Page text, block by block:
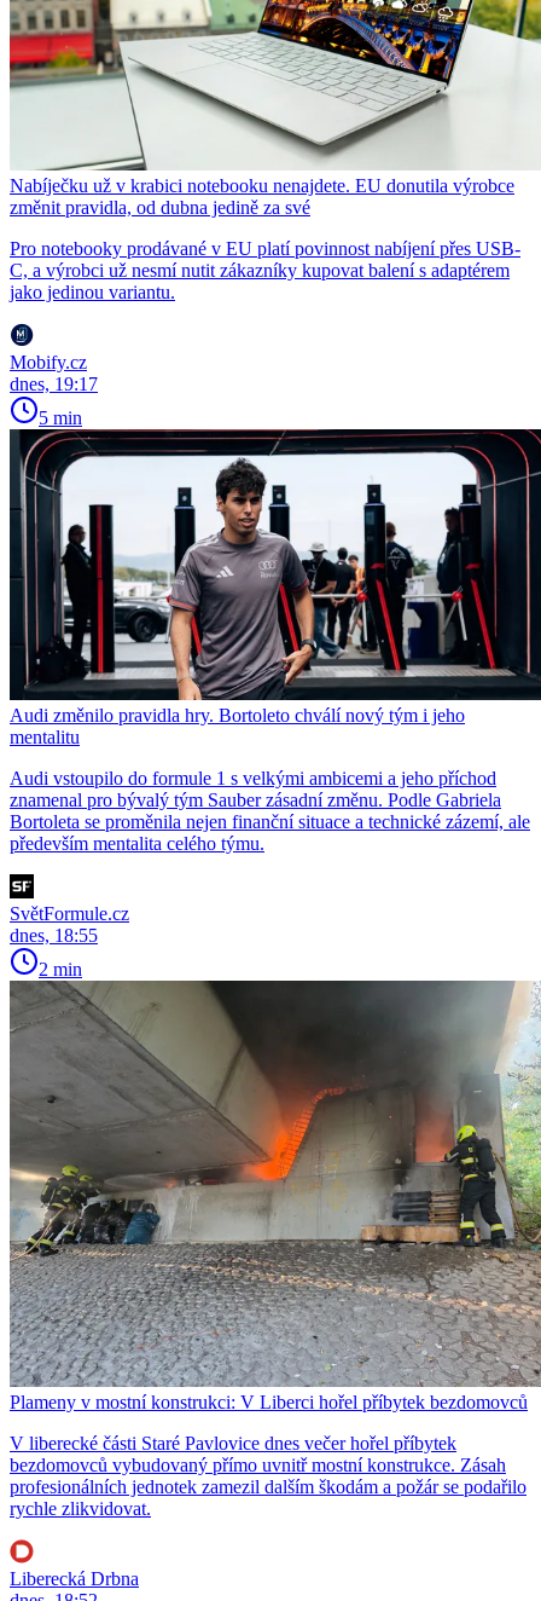
Nabíječku už v krabici notebooku nenajdete. EU donutila výrobce
změnit pravidla, od dubna jedině za své
Pro notebooky prodávané v EU platí povinnost nabíjení přes USB-
C, a výrobci už nesmí nutit zákazníky kupovat balení s adaptérem
jako jedinou variantu.
Mobify.cz
dnes, 19:17
5 min
Audi změnilo pravidla hry. Bortoleto chválí nový tým i jeho
mentalitu
Audi vstoupilo do formule 1 s velkými ambicemi a jeho příchod
znamenal pro bývalý tým Sauber zásadní změnu. Podle Gabriela
Bortoleta se proměnila nejen finanční situace a technické zázemí, ale
především mentalita celého týmu.
SvětFormule.cz
dnes, 18:55
2 min
Plameny v mostní konstrukci: V Liberci hořel příbytek bezdomovců
V liberecké části Staré Pavlovice dnes večer hořel příbytek
bezdomovců vybudovaný přímo uvnitř mostní konstrukce. Zásah
profesionálních jednotek zamezil dalším škodám a požár se podařilo
rychle zlikvidovat.
Liberecká Drbna